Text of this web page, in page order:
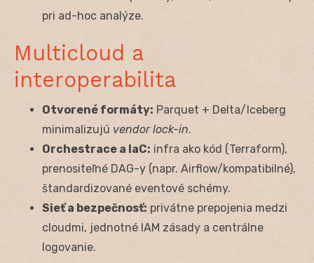
pri ad-hoc analýze.
Multicloud a
interoperabilita
Otvorené formáty: Parquet + Delta/Iceberg
minimalizujú vendor lock-in.
Orchestrace a IaC: infra ako kód (Terraform),
prenositeľné DAG-y (napr. Airflow/kompatibilné),
štandardizované eventové schémy.
Sieť a bezpečnosť: privátne prepojenia medzi
cloudmi, jednotné IAM zásady a centrálne
logovanie.